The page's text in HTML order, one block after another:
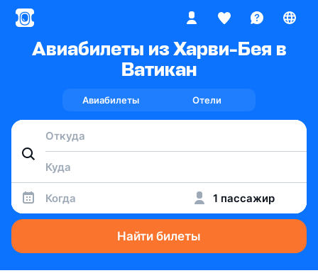
Авиабилеты из Харви-Бея в
Ватикан
Авиабилеты Отели
Когда 1 пассажир
Найти билеты